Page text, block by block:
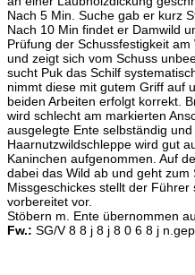
Nach 5 Min. Suche gab er kurz
Nach 10 Min findet er Damwild
Prüfung der Schussfestigkeit
und zeigt sich vom Schuss
sucht Puk das Schilf
nimmt diese mit gutem Griff auf
beiden Arbeiten erfolgt korrekt.
wird schlecht am markierten
ausgelegte Ente selbständig
Haarnutzwildschleppe wird gut
Kaninchen aufgenommen. Auf
dabei das Wild ab und geht zum
Missgeschickes stellt der
vorbereitet vor.
Stöbern m. Ente übernommen
Fw.: SG/V 8 8 j 8 j 8 0 6 8 j